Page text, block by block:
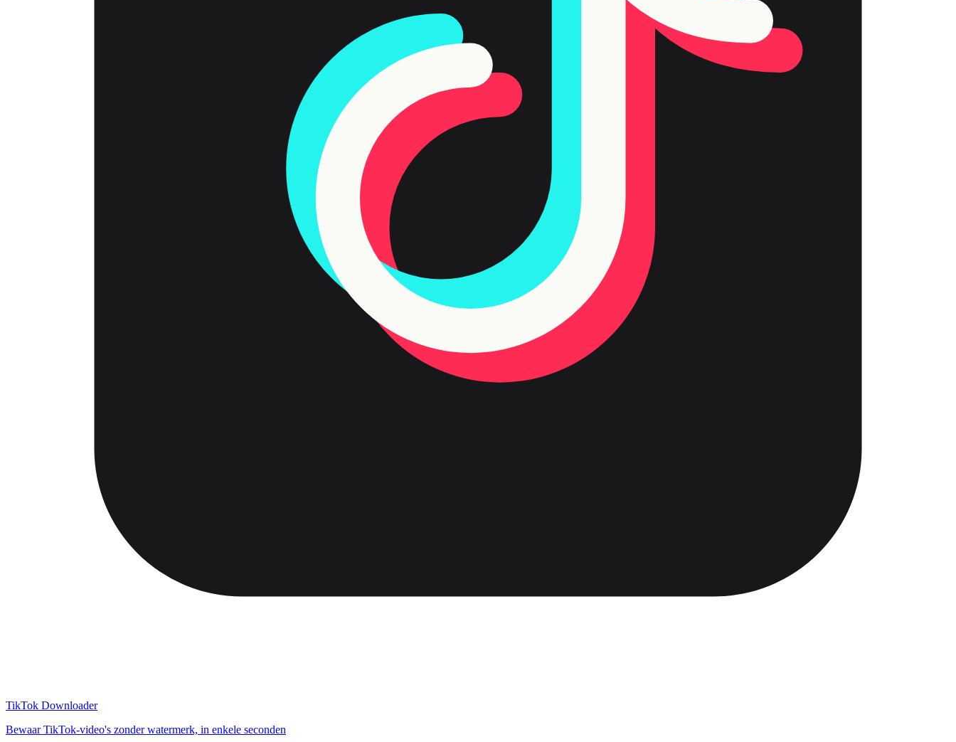
TikTok Downloader
Bewaar TikTok-video's zonder watermerk, in enkele seconden